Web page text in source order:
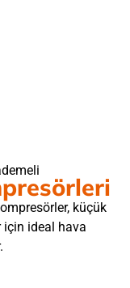
küçük
için ideal hava